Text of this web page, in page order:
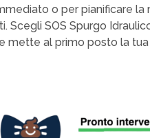
o per pianificare la
Scegli SOS Spurgo
mette al primo posto la